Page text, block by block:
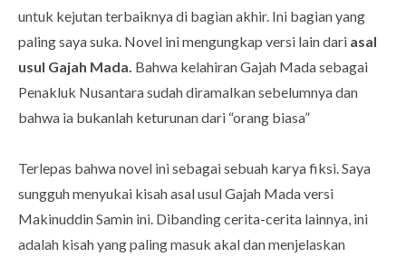
untuk kejutan terbaiknya di bagian akhir. Ini bagian yang
paling saya suka. Novel ini mengungkap versi lain dari asal
usul Gajah Mada. Bahwa kelahiran Gajah Mada sebagai
Penakluk Nusantara sudah diramalkan sebelumnya dan
bahwa ia bukanlah keturunan dari “orang biasa”
Terlepas bahwa novel ini sebagai sebuah karya fiksi. Saya
sungguh menyukai kisah asal usul Gajah Mada versi
Makinuddin Samin ini. Dibanding cerita-cerita lainnya, ini
adalah kisah yang paling masuk akal dan menjelaskan